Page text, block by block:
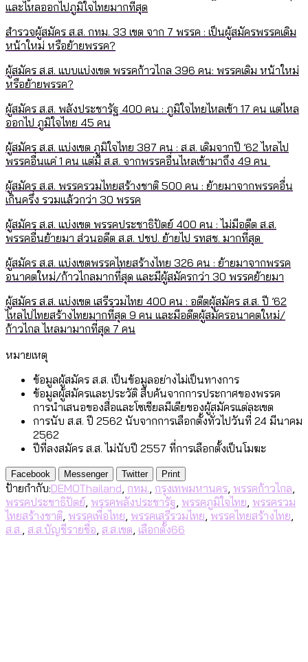
และไหลออกไปภูมิใจไทยมากที่สุด
สำรวจผู้สมัคร ส.ส. กทม. 33 เขต จาก 7 พรรค : เป็นผู้สมัครพรรคเดิม
หน้าใหม่ หรือย้ายพรรค?
ผู้สมัคร ส.ส. แบบแบ่งเขต พรรคก้าวไกล 396 คน: พรรคเดิม หน้าใหม่
หรือย้ายพรรค?
ผู้สมัคร ส.ส. พลังประชารัฐ 400 คน : ภูมิใจไทยไหลเข้า 17 คน แต่ไหล
ออกไป ภูมิใจไทย 45 คน
ผู้สมัคร ส.ส. แบ่งเขต ภูมิใจไทย 387 คน : ส.ส. เดิมจากปี ’62 ไหลไป
พรรคอื่นแค่ 1 คน แต่มี ส.ส. จากพรรคอื่นไหลเข้ามาถึง 49 คน
ผู้สมัคร ส.ส. พรรครวมไทยสร้างชาติ 500 คน : ย้ายมาจากพรรคอื่น
เกินครึ่ง รวมแล้วกว่า 30 พรรค
ผู้สมัคร ส.ส. แบ่งเขต พรรคประชาธิปัตย์ 400 คน : ไม่มีอดีต ส.ส.
พรรคอื่นย้ายมา ส่วนอดีต ส.ส. ปชป. ย้ายไป รทสช. มากที่สุด
ผู้สมัคร ส.ส. แบ่งเขตพรรคไทยสร้างไทย 326 คน : ย้ายมาจากพรรค
อนาคตใหม่/ก้าวไกลมากที่สุด และมีผู้สมัครกว่า 30 พรรคย้ายมา
ผู้สมัคร ส.ส. แบ่งเขต เสรีรวมไทย 400 คน : อดีตผู้สมัคร ส.ส. ปี ’62
ไหลไปไทยสร้างไทยมากที่สุด 9 คน และมีอดีตผู้สมัครอนาคตใหม่/
ก้าวไกล ไหลมามากที่สุด 7 คน
หมายเหตุ
ข้อมูลผู้สมัคร ส.ส. เป็นข้อมูลอย่างไม่เป็นทางการ
ข้อมูลผู้สมัครและประวัติ สืบค้นจากการประกาศของพรรค
การนำเสนอของสื่อและโซเชียลมีเดียของผู้สมัครแต่ละเขต
การนับ ส.ส. ปี 2562 นับจากการเลือกตั้งทั่วไปวันที่ 24 มีนาคม
2562
ปีที่ลงสมัคร ส.ส. ไม่นับปี 2557 ที่การเลือกตั้งเป็นโมฆะ
Facebook Messenger Twitter Print
ป้ายกำกับ:DEMOThailand, กทม., กรุงเทพมหานคร, พรรคก้าวไกล,
พรรคประชาธิปัตย์, พรรคพลังประชารัฐ, พรรคภูมิใจไทย, พรรครวม
ไทยสร้างชาติ, พรรคเพื่อไทย, พรรคเสรีรวมไทย, พรรคไทยสร้างไทย,
ส.ส., ส.ส.บัญชีรายชื่อ, ส.ส.เขต, เลือกตั้ง66